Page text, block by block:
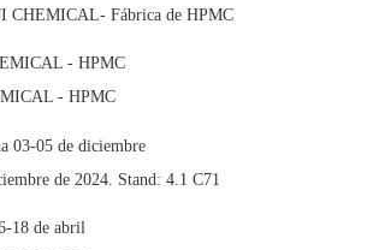
CHEMICAL- Fábrica de HPMC
- HPMC
de 2024. Stand: 4.1 C71